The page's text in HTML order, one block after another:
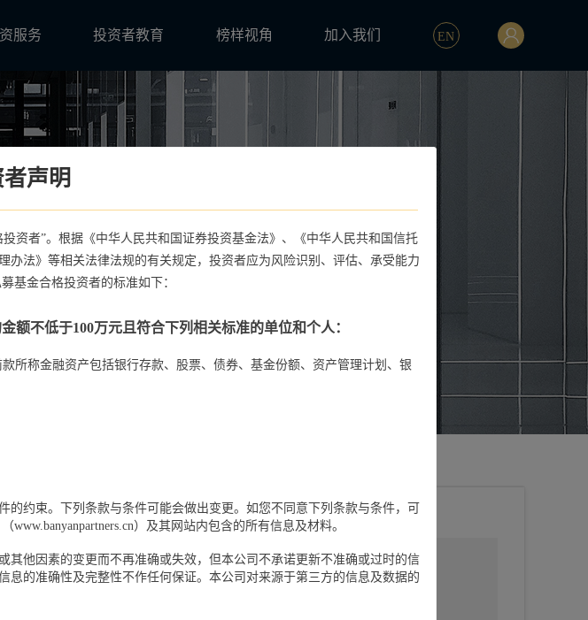
声明
资者”。根据《中华人民共和国证券投资基金法》、《中华人民共和国信托
法》等相关法律法规的有关规定，投资者应为风险识别、评估、承受能力
基金合格投资者的标准如下：
不低于100万元且符合下列相关标准的单位和个人：
所称金融资产包括银行存款、股票、债券、基金份额、资产管理计划、银
约束。下列条款与条件可能会做出变更。如您不同意下列条款与条件，可
）及其网站内包含的所有信息及材料。
他因素的变更而不再准确或失效，但本公司不承诺更新不准确或过时的信
的准确性及完整性不作任何保证。本公司对来源于第三方的信息及数据的
服务 投资者教育 榜样视角 加入我们
约